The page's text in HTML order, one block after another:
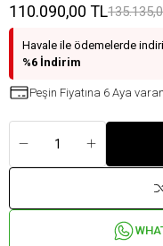
110.090,00 TL
Havale ile ödemelerde
%6 İndirim
Peşin Fiyatına 6 Aya